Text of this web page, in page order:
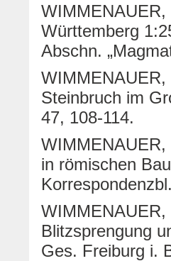
Württemberg
Abschn.
Steinbruch im
47, 108-114.
in römischen
Blitzsprengung
Ges. Freiburg i.